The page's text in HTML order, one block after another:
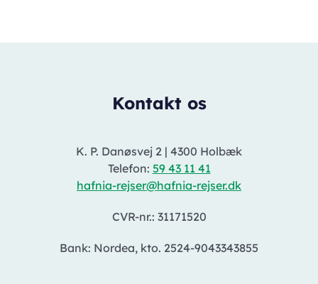
Kontakt os
K. P. Danøsvej 2 | 4300 Holbæk
Telefon: 59 43 11 41
hafnia-rejser@hafnia-rejser.dk
CVR-nr.: 31171520
Bank: Nordea, kto. 2524-9043343855